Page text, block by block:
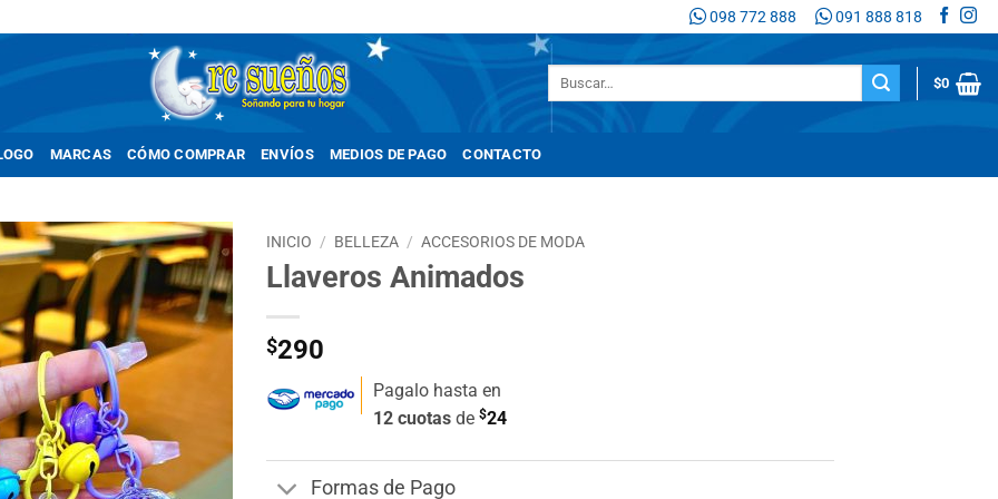
098 772 888 091 888 818
$0
MARCAS CÓMO COMPRAR ENVÍOS MEDIOS DE PAGO CONTACTO
Añadir
a la
lista de
deseos
INICIO / BELLEZA / ACCESORIOS DE MODA
Llaveros Animados
$290
Pagalo hasta en
12 cuotas de $24
Formas de Pago